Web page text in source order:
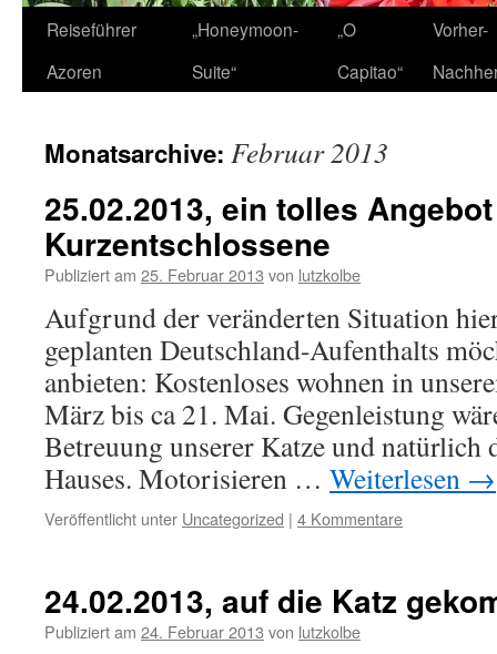
Zum
Inhalt
Reiseführer
Azoren
„Honeymoon-
Suite“
„O
Capitao“
Vorher-
Monatsarchive: Februar 2013
25.02.2013, ein tolles
Kurzentschlossene
Publiziert am 25. Februar 2013 von lutzkolbe
Aufgrund der veränderten Situation
geplanten Deutschland-Aufenthalts
anbieten: Kostenloses wohnen in
März bis ca 21. Mai. Gegenleistung
Betreuung unserer Katze und natürlich
Hauses. Motorisieren … Weiterlesen →
Veröffentlicht unter Uncategorized | 4 Kommentare
24.02.2013, auf die Katz
Publiziert am 24. Februar 2013 von lutzkolbe